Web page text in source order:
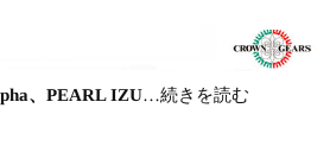
、PEARL IZU…続きを読む